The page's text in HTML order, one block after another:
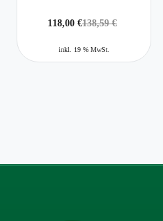
138,59€
118,00 €
inkl. 19 % MwSt.